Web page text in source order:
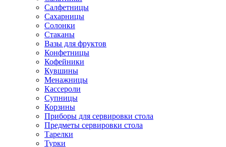
Салфетницы
Сахарницы
Солонки
Стаканы
Вазы для фруктов
Конфетницы
Кофейники
Кувшины
Менажницы
Кассероли
Супницы
Корзины
Приборы для сервировки стола
Предметы сервировки стола
Тарелки
Турки